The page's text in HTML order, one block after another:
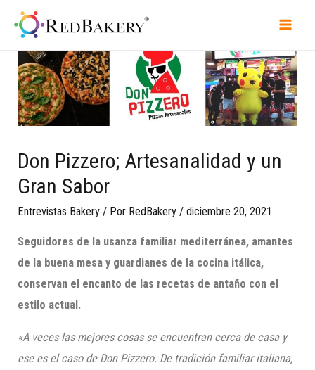
Don Pizzero; Artesanalidad y un
Gran Sabor
Entrevistas Bakery / Por RedBakery /diciembre 20, 2021
Seguidores de la usanza familiar mediterránea, amantes
de la buena mesa y guardianes de la cocina itálica,
conservan el encanto de las recetas de antaño con el
estilo actual.
«A veces las mejores cosas se encuentran cerca de casa y
ese es el caso de Don Pizzero. De tradición familiar italiana,